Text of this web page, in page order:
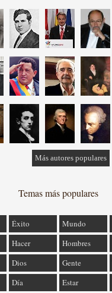
Más autores populares
Temas más populares
Éxito Mundo
Hacer Hombres
Dios Gente
Día Estar